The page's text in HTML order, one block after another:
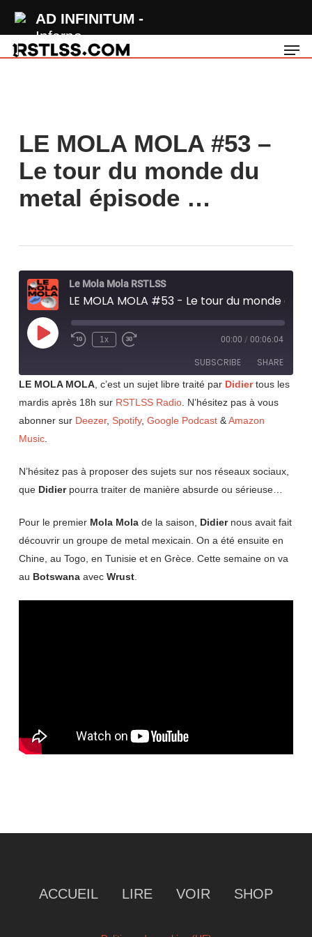
AD INFINITUM
Inferno
main
LE MOLA MOLA #53 –
Le tour du monde du
metal épisode …
Le Mola Mola RSTLSS
Play
Episode Rewind
1x
Fast
seconds
00:00 / 00:06:04
SUBSCRIBE SHARE
SHARE
LINK
LE MOLA MOLA, c’est un sujet libre traité par Didier tous les
mardis après 18h surRSTLSS Radio. N’hésitez pas à vous
abonner sur Deezer, Spotify, Google Podcast&Amazon
Music.
N’hésitez pas à proposer des sujets sur nos réseaux sociaux,
que Didierpourra traiter de manière absurde ou sérieuse…
Pour le premier Mola Molade la saison, Didier nous avait fait
découvrir un groupe de metal mexicain. On a été ensuite en
Chine, au Togo, en Tunisie et en Grèce. Cette semaine on va
au Botswanaavec Wrust.
ACCUEIL LIRE VOIR SHOP